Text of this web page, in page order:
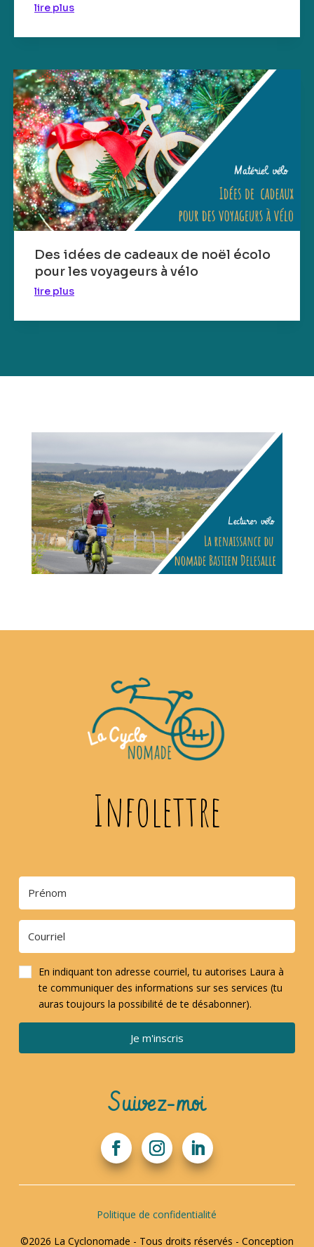
lire plus
Des idées de cadeaux de noël écolo
pour les voyageurs à vélo
lire plus
Infolettre
En indiquant ton adresse courriel, tu autorises Laura à
te communiquer des informations sur ses services (tu
auras toujours la possibilité de te désabonner).
Je m'inscris
Suivez-moi
Politique de confidentialité
©2026 La Cyclonomade - Tous droits réservés - Conception